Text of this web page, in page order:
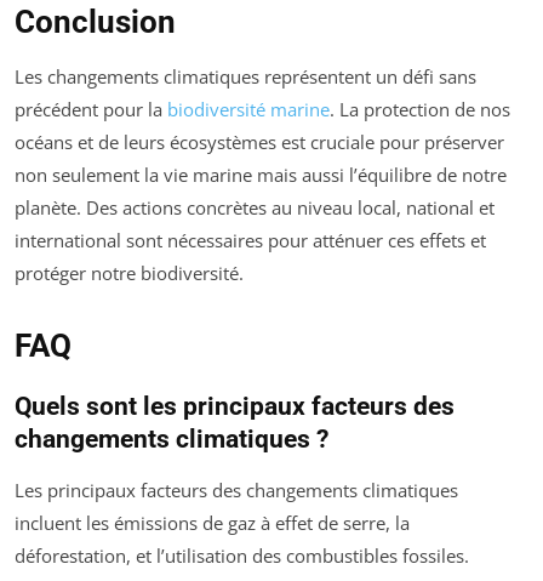
Conclusion
Les changements climatiques représentent un défi sans
précédent pour la biodiversité marine. La protection de nos
océans et de leurs écosystèmes est cruciale pour préserver
non seulement la vie marine mais aussi l’équilibre de notre
planète. Des actions concrètes au niveau local, national et
international sont nécessaires pour atténuer ces effets et
protéger notre biodiversité.
FAQ
Quels sont les principaux facteurs des
changements climatiques ?
Les principaux facteurs des changements climatiques
incluent les émissions de gaz à effet de serre, la
déforestation, et l’utilisation des combustibles fossiles.